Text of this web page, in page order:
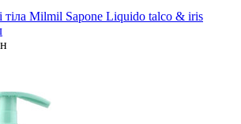
тіла Milmil Sapone Liquido talco & iris